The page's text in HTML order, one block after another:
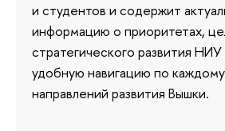
и студентов и содержит
информацию о приоритетах,
стратегического развития
удобную навигацию по
направлений развития Вышки.